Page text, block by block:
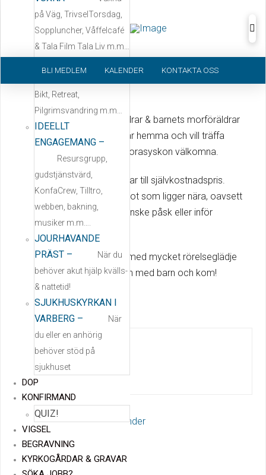
på Väg, TrivselTorsdag,
Soppluncher, Våffelcafé
& Tala Film Tala Liv m.m…
Bikt, Retreat,
Pilgrimsvandring m.m…
IDEELLT
ENGAGEMANG–
Resursgrupp,
gudstjänstvärd,
KonfaCrew, Tilltro,
webben, bakning,
musiker m.m….
JOURHAVANDE
PRÄST–
När du
behöver akut hjälp kvälls-
& nattetid!
SJUKHUSKYRKAN I
VARBERG–
När
du eller en anhörig
behöver stöd på
sjukhuset
DOP
KONFIRMAND
QUIZ!
VIGSEL
BEGRAVNING
KYRKOGÅRDAR & GRAVAR
BLI MEDLEM KALENDER KONTAKTA OSS
KYRKIS
Mötesplats för vuxna (föräldrar & barnets morföräldrar
eller andra) med barn som är hemma och vill träffa
andra. Självklart är också storasyskon välkomna.
Vi pratar, vi umgås och vi fikar till självkostnadspris.
Ibland kanske vi pysslar något som ligger nära, oavsett
om det är advent, jul eller kanske påsk eller inför
sommaren.
Vi har alltid en sångsamling med mycket rörelseglädje
och skratt! Så ta med en vän med barn och kom!
Kyrkis
+ Lägg till i Google Kalender
DATUM